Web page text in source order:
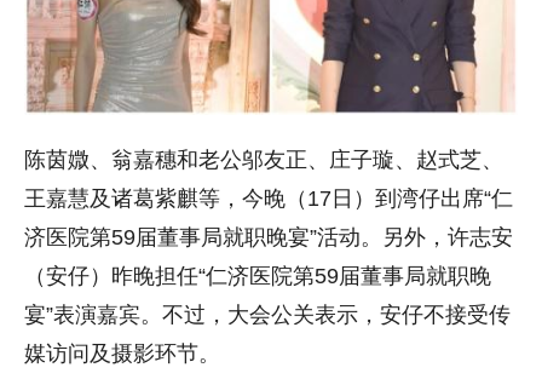
陈茵媺、翁嘉穗和老公邬友正、庄子璇、赵式芝、
王嘉慧及诸葛紫麒等，今晚（17日）到湾仔出席“仁
济医院第59届董事局就职晚宴”活动。另外，许志安
（安仔）昨晚担任“仁济医院第59届董事局就职晚
宴”表演嘉宾。不过，大会公关表示，安仔不接受传
媒访问及摄影环节。